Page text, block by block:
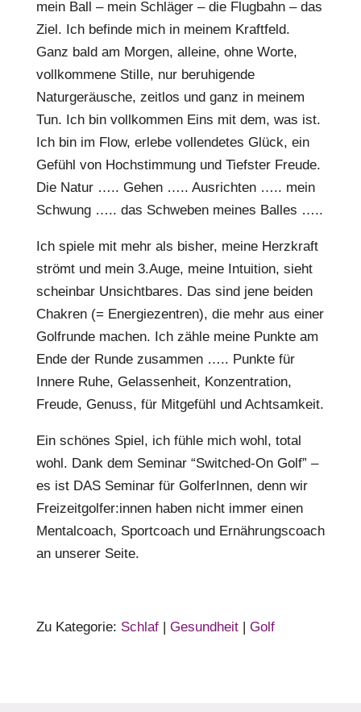
mein Ball – mein Schläger – die Flugbahn – das
Ziel. Ich befinde mich in meinem Kraftfeld.
Ganz bald am Morgen, alleine, ohne Worte,
vollkommene Stille, nur beruhigende
Naturgeräusche, zeitlos und ganz in meinem
Tun. Ich bin vollkommen Eins mit dem, was ist.
Ich bin im Flow, erlebe vollendetes Glück, ein
Gefühl von Hochstimmung und Tiefster Freude.
Die Natur ….. Gehen ….. Ausrichten ….. mein
Schwung ….. das Schweben meines Balles …..
Ich spiele mit mehr als bisher, meine Herzkraft
strömt und mein 3.Auge, meine Intuition, sieht
scheinbar Unsichtbares. Das sind jene beiden
Chakren (= Energiezentren), die mehr aus einer
Golfrunde machen. Ich zähle meine Punkte am
Ende der Runde zusammen ….. Punkte für
Innere Ruhe, Gelassenheit, Konzentration,
Freude, Genuss, für Mitgefühl und Achtsamkeit.
Ein schönes Spiel, ich fühle mich wohl, total
wohl. Dank dem Seminar “Switched-On Golf” –
es ist DAS Seminar für GolferInnen, denn wir
Freizeitgolfer:innen haben nicht immer einen
Mentalcoach, Sportcoach und Ernährungscoach
an unserer Seite.
Zu Kategorie: Schlaf| Gesundheit| Golf